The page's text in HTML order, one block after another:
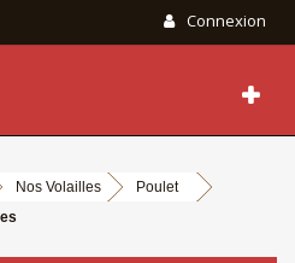
Connexion
Nos Volailles
Poulet